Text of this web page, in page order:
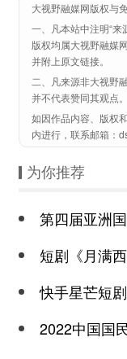
大视野融媒网版权与
一、凡本站中注明“来
版权均属大视野融媒
并附上原文链接。
二、凡来源非大视野
并不代表赞同其观点。
如因作品内容、版权
内进行，联系邮箱：
为你推荐
第四届亚洲国
短剧《月满西楼
快手星芒短剧《
2022中国国民